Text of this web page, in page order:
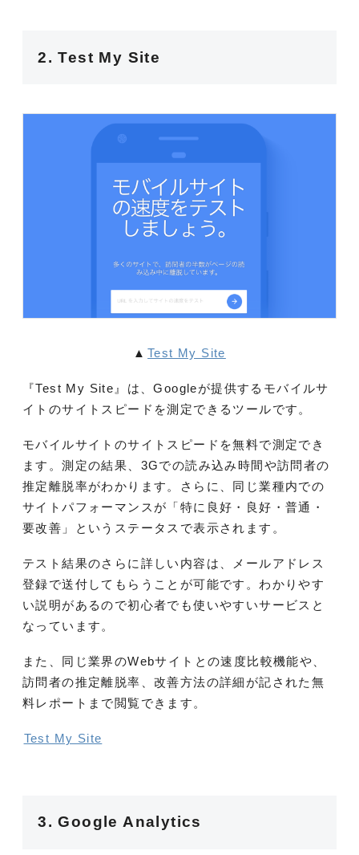
2. Test My Site
▲ Test My Site
『Test My Site』は、Googleが提供するモバイルサ
イトのサイトスピードを測定できるツールです。
モバイルサイトのサイトスピードを無料で測定でき
ます。測定の結果、3Gでの読み込み時間や訪問者の
推定離脱率がわかります。さらに、同じ業種内での
サイトパフォーマンスが「特に良好・良好・普通・
要改善」というステータスで表示されます。
テスト結果のさらに詳しい内容は、メールアドレス
登録で送付してもらうことが可能です。わかりやす
い説明があるので初心者でも使いやすいサービスと
なっています。
また、同じ業界のWebサイトとの速度比較機能や、
訪問者の推定離脱率、改善方法の詳細が記された無
料レポートまで閲覧できます。
Test My Site
3. Google Analytics